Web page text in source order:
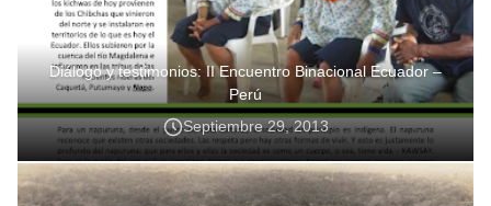
Diálogo y testimonios: II Encuentro Binacional Ecuador –
Perú
Septiembre 29, 2013